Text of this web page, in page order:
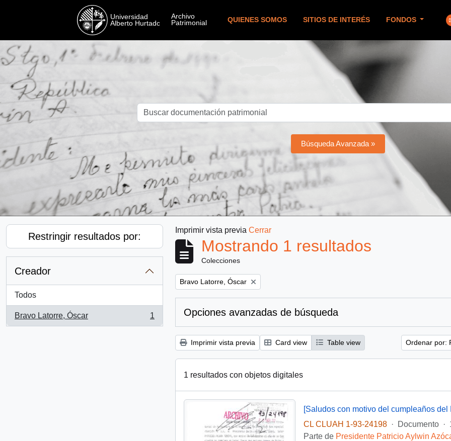
QUIENES SOMOS SITIOS DE INTERÉS FONDOS
Búsqueda Avanzada »
Restringir resultados por:
Creador
Todos
Bravo Latorre, Óscar
, 1 resultados
1
Imprimir vista previa Cerrar
Mostrando 1 resultados
Colecciones
Remove filter:
Bravo Latorre, Óscar
Opciones avanzadas de búsqueda
Imprimir vista previa Card view Table view Ordenar por:
1 resultados con objetos digitales
[Saludos con motivo del cumpleaños del
CL CLUAH 1-93-24198
· Documento ·
Parte de Presidente Patricio Aylwin